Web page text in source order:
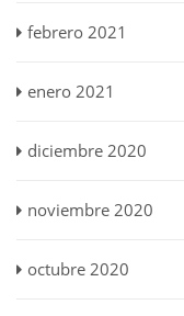
febrero 2021
enero 2021
diciembre 2020
noviembre 2020
octubre 2020